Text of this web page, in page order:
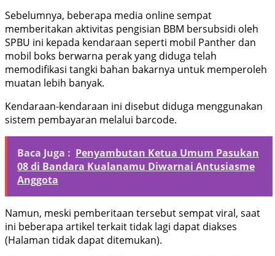
Sebelumnya, beberapa media online sempat
memberitakan aktivitas pengisian BBM bersubsidi oleh
SPBU ini kepada kendaraan seperti mobil Panther dan
mobil boks berwarna perak yang diduga telah
memodifikasi tangki bahan bakarnya untuk memperoleh
muatan lebih banyak.
Kendaraan-kendaraan ini disebut diduga menggunakan
sistem pembayaran melalui barcode.
Baca Juga : Penyambutan Ketua Umum Pasukan
08 di Bandara Kualanamu Diwarnai Antusiasme
Anggota
Namun, meski pemberitaan tersebut sempat viral, saat
ini beberapa artikel terkait tidak lagi dapat diakses
(Halaman tidak dapat ditemukan).